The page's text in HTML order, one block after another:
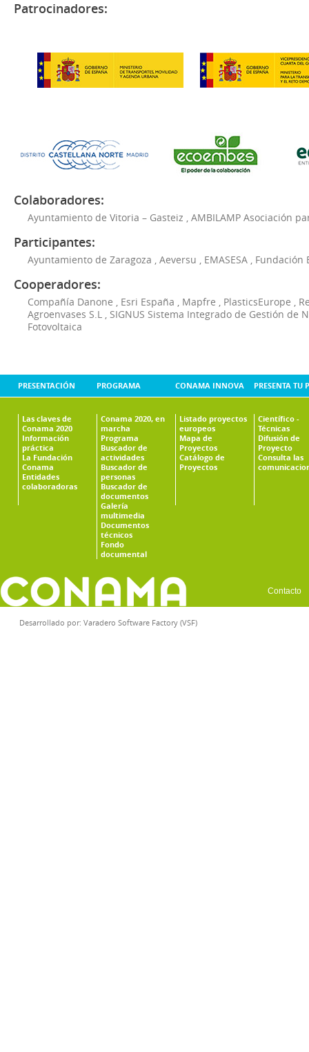
Patrocinadores:
Colaboradores:
Ayuntamiento de Vitoria – Gasteiz AMBILAMP Asociación
Participantes:
Ayuntamiento de Zaragoza Aeversu EMASESA Fundación
Cooperadores:
Compañía Danone Esri España Mapfre PlasticsEurope
Agroenvases S.L
SIGNUS Sistema Integrado de Gestión de
Fotovoltaica
PRESENTACIÓN
Las claves de
Conama 2020
Información
práctica
La Fundación
Conama
Entidades
colaboradoras
PROGRAMA
Conama 2020, en
marcha
Programa
Buscador de
actividades
Buscador de
personas
Buscador de
documentos
Galería
multimedia
Documentos
técnicos
Fondo
documental
CONAMA INNOVA
Listado proyectos
europeos
Mapa de
Proyectos
Catálogo de
Proyectos
PRESENTA TU
Científico -
Técnicas
Difusión de
Proyecto
Consulta las
Contacto
Desarrollado por: Varadero Software Factory (VSF)